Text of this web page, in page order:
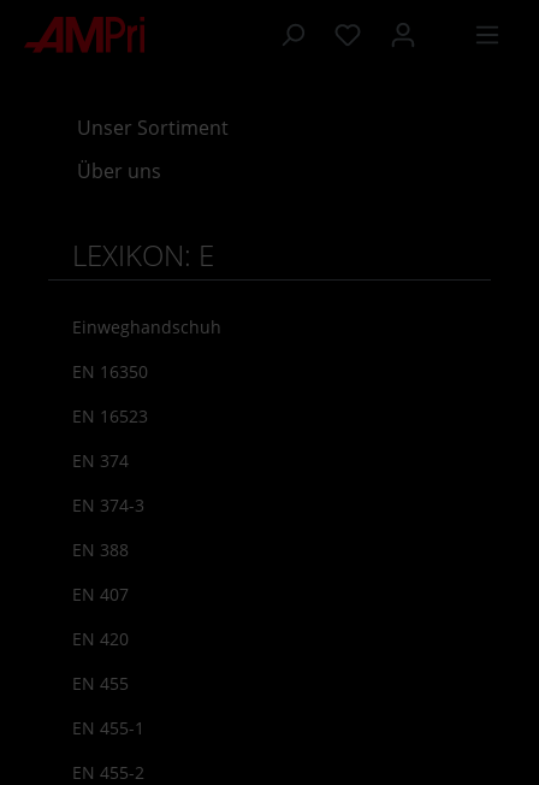
springen
Unser Sortiment
Über uns
LEXIKON: E
Einweghandschuh
EN 16350
EN 16523
EN 374
EN 374-3
EN 388
EN 407
EN 420
EN 455
EN 455-1
EN 455-2